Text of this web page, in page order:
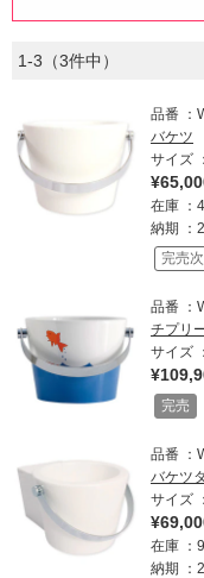
1-3（3件中）
品番
バケツ
サイズ
在庫
納期
完売
品番
チプリ
サイズ
完売
品番
バケツ
サイズ
在庫
納期